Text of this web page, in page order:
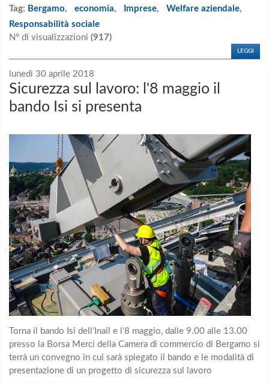
Tag: Bergamo, economia, Imprese, Welfare aziendale,
Responsabilità sociale
N° di visualizzazioni (917)
LEGGI
lunedì 30 aprile 2018
Sicurezza sul lavoro: l'8 maggio il
bando Isi si presenta
Torna il bando Isi dell’Inail e l’8 maggio, dalle 9.00 alle 13.00
presso la Borsa Merci della Camera di commercio di Bergamo si
terrà un convegno in cui sarà spiegato il bando e le modalità di
presentazione di un progetto di sicurezza sul lavoro